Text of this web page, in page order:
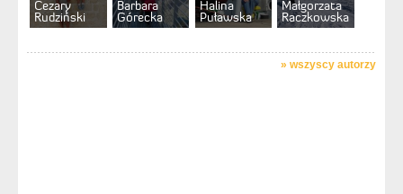
Cezary
Rudziński
Barbara
Górecka
Halina
Puławska
Małgorzata
Raczkowska
» wszyscy autorzy